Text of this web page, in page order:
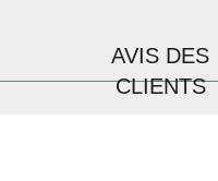
AVIS DES
CLIENTS